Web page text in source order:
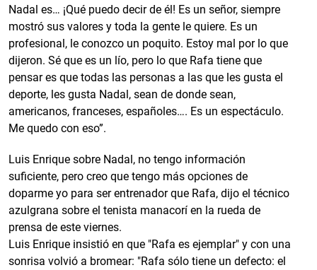
Nadal es… ¡Qué puedo decir de él! Es un señor, siempre
mostró sus valores y toda la gente le quiere. Es un
profesional, le conozco un poquito. Estoy mal por lo que
dijeron. Sé que es un lío, pero lo que Rafa tiene que
pensar es que todas las personas a las que les gusta el
deporte, les gusta Nadal, sean de donde sean,
americanos, franceses, españoles…. Es un espectáculo.
Me quedo con eso”.
Luis Enrique sobre Nadal, no tengo información
suficiente, pero creo que tengo más opciones de
doparme yo para ser entrenador que Rafa, dijo el técnico
azulgrana sobre el tenista manacorí en la rueda de
prensa de este viernes.
Luis Enrique insistió en que "Rafa es ejemplar" y con una
sonrisa volvió a bromear: "Rafa sólo tiene un defecto: el